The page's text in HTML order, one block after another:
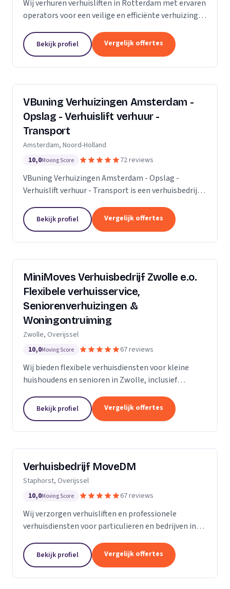
Wij verhuren verhuisliften in Rotterdam met ervaren
operators voor een veilige en efficiënte verhuizing,
Bekijk profiel Vergelijk offertes
VBuning Verhuizingen Amsterdam -
Opslag - Verhuislift verhuur -
Transport
Amsterdam, Noord-Holland
10,0Moving Score 72 reviews
VBuning Verhuizingen Amsterdam - Opslag -
Verhuislift verhuur - Transport is een verhuisbedrijf
Bekijk profiel Vergelijk offertes
MiniMoves Verhuisbedrijf Zwolle e.o.
Flexibele verhuisservice,
Seniorenverhuizingen &
Woningontruiming
Zwolle, Overijssel
10,0Moving Score 67 reviews
Wij bieden flexibele verhuisdiensten voor kleine
huishoudens en senioren in Zwolle, inclusief
zorginstellingen.
Bekijk profiel Vergelijk offertes
Verhuisbedrijf MoveDM
Staphorst, Overijssel
10,0Moving Score 67 reviews
Wij verzorgen verhuisliften en professionele
verhuisdiensten voor particulieren en bedrijven in
Bekijk profiel Vergelijk offertes